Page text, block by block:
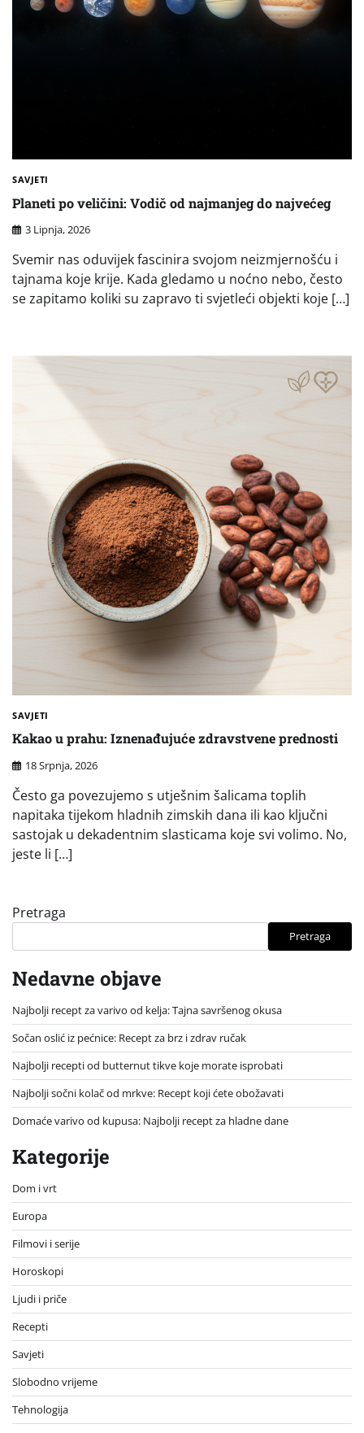
SAVJETI
Planeti po veličini: Vodič od najmanjeg do najvećeg
3 Lipnja, 2026
Svemir nas oduvijek fascinira svojom neizmjernošću i
tajnama koje krije. Kada gledamo u noćno nebo, često
se zapitamo koliki su zapravo ti svjetleći objekti koje […]
SAVJETI
Kakao u prahu: Iznenađujuće zdravstvene prednosti
18 Srpnja, 2026
Često ga povezujemo s utješnim šalicama toplih
napitaka tijekom hladnih zimskih dana ili kao ključni
sastojak u dekadentnim slasticama koje svi volimo. No,
jeste li […]
Pretraga
Pretraga
Nedavne objave
Najbolji recept za varivo od kelja: Tajna savršenog okusa
Sočan oslić iz pećnice: Recept za brz i zdrav ručak
Najbolji recepti od butternut tikve koje morate isprobati
Najbolji sočni kolač od mrkve: Recept koji ćete obožavati
Domaće varivo od kupusa: Najbolji recept za hladne dane
Kategorije
Dom i vrt
Europa
Filmovi i serije
Horoskopi
Ljudi i priče
Recepti
Savjeti
Slobodno vrijeme
Tehnologija